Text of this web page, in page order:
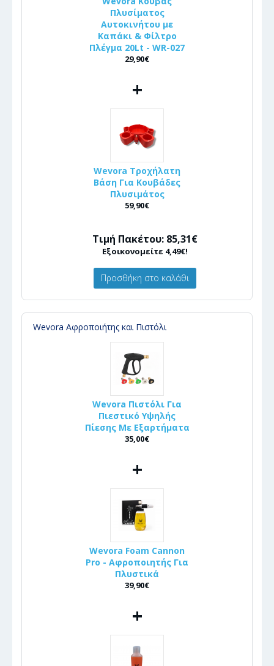
Πλυσίματος
Αυτοκινήτου με
Καπάκι & Φίλτρο
Πλέγμα 20Lt - WR-027
29,90€
+
Wevora Τροχήλατη
Βάση Για Κουβάδες
Πλυσιμάτος
59,90€
Τιμή Πακέτου: 85,31€
Εξοικονομείτε 4,49€!
Προσθήκη στο καλάθι
Wevora Αφροποιήτης και Πιστόλι
Wevora Πιστόλι Για
Πιεστικό Υψηλής
Πίεσης Με Εξαρτήματα
35,00€
+
Wevora Foam Cannon
Pro - Αφροποιητής Για
Πλυστικά
39,90€
+